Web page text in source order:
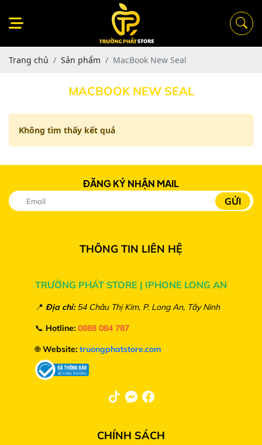
Trang chủ Sản phẩm MacBook New Seal
MACBOOK NEW SEAL
Không tìm thấy kết quả
ĐĂNG KÝ NHẬN MAIL
THÔNG TIN LIÊN HỆ
TRƯỜNG PHÁT STORE | IPHONE LONG AN
📍 Địa chỉ:54 Châu Thị Kim, P. Long An, Tây Ninh
📞 Hotline: 0888 084 787
🌐Website: truongphatstore.com
CHÍNH SÁCH